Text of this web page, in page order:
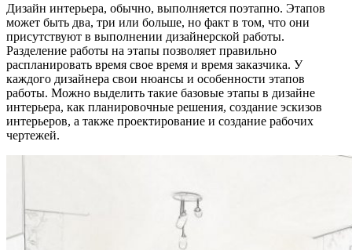
Дизайн интерьера, обычно, выполняется поэтапно. Этапов
может быть два, три или больше, но факт в том, что они
присутствуют в выполнении дизайнерской работы.
Разделение работы на этапы позволяет правильно
распланировать время свое время и время заказчика. У
каждого дизайнера свои нюансы и особенности этапов
работы. Можно выделить такие базовые этапы в дизайне
интерьера, как планировочные решения, создание эскизов
интерьеров, а также проектирование и создание рабочих
чертежей.